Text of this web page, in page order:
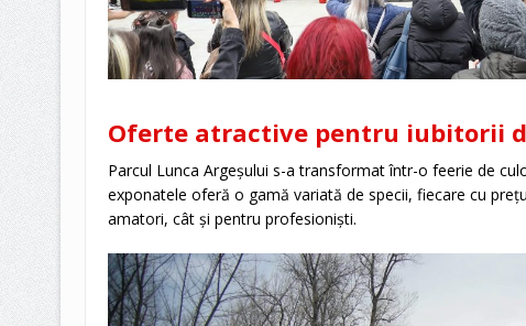
Oferte atractive pentru iubitorii
Parcul Lunca Argeșului s-a transformat într-o feerie de
exponatele oferă o gamă variată de specii, fiecare cu
amatori, cât și pentru profesioniști.